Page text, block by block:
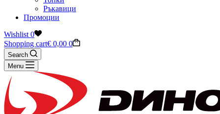
Ръкавици
Промоции
Wishlist 0
Shopping cart€ 0,00 0
Search
Menu